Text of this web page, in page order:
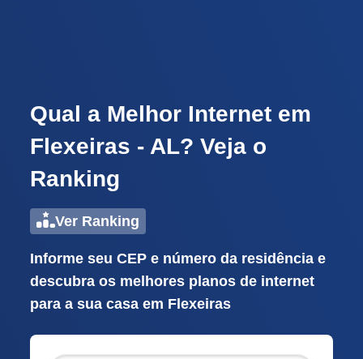
Qual a Melhor Internet em
Flexeiras - AL? Veja o
Ranking
Ver Ranking
Informe seu CEP e número da residência e
descubra os melhores planos de internet
para a sua casa em Flexeiras